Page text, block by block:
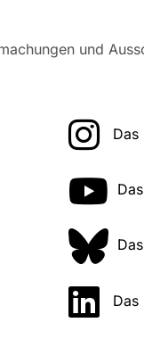
und
Das
Das